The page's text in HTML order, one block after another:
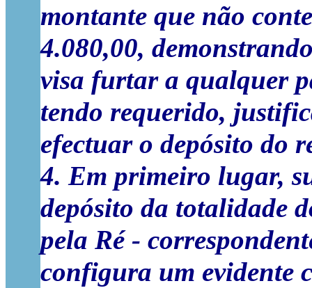
montante que não
4.080,00,
visa furtar a qualquer
tendo requerido,
efectuar o depósito do
4. Em primeiro lugar,
depósito da totalidade
pela Ré -
configura um evidente